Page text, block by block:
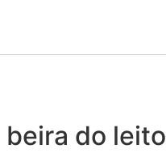
do leito